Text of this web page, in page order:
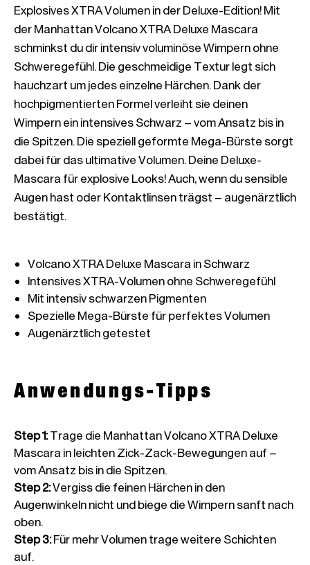
Explosives XTRA Volumen in der Deluxe-Edition! Mit
der Manhattan Volcano XTRA Deluxe Mascara
schminkst du dir intensiv voluminöse Wimpern ohne
Schweregefühl. Die geschmeidige Textur legt sich
hauchzart um jedes einzelne Härchen. Dank der
hochpigmentierten Formel verleiht sie deinen
Wimpern ein intensives Schwarz – vom Ansatz bis in
die Spitzen. Die speziell geformte Mega-Bürste sorgt
dabei für das ultimative Volumen. Deine Deluxe-
Mascara für explosive Looks! Auch, wenn du sensible
Augen hast oder Kontaktlinsen trägst – augenärztlich
bestätigt.
Augenärztlich getestet
Anwendungs-Tipps
Step 1:Trage die Manhattan Volcano XTRA Deluxe
Mascara in leichten Zick-Zack-Bewegungen auf –
vom Ansatz bis in die Spitzen.
Step 2:Vergiss die feinen Härchen in den
Augenwinkeln nicht und biege die Wimpern sanft nach
oben.
Step 3:Für mehr Volumen trage weitere Schichten
auf.